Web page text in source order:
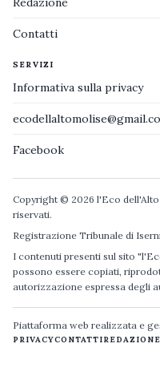
Contatti
SERVIZI
Informativa sulla privacy
Facebook
Copyright © 2026 l'Eco
riservati.
Registrazione Tribunale di
I contenuti presenti sul sito
possono essere copiati,
autorizzazione espressa degli
Piattaforma web realizzata e
PRIVACYCONTATTIREDAZIONE